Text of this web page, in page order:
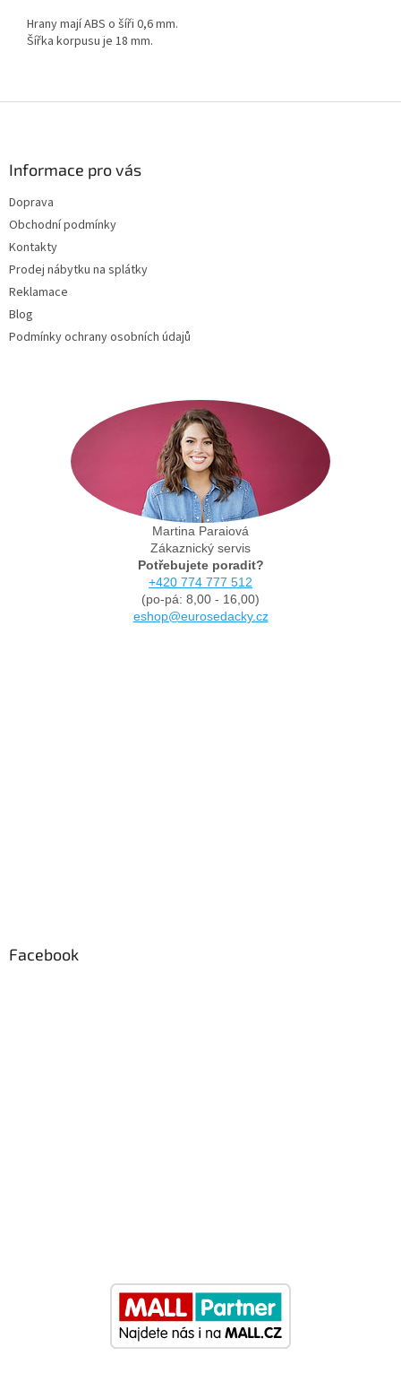
Hrany mají ABS o šíři 0,6 mm.
Šířka korpusu je 18 mm.
Informace pro vás
Doprava
Obchodní podmínky
Kontakty
Prodej nábytku na splátky
Reklamace
Blog
Podmínky ochrany osobních údajů
Martina Paraiová
Zákaznický servis
Potřebujete poradit?
+420 774 777 512
(po-pá: 8,00 - 16,00)
eshop@eurosedacky.cz
Facebook